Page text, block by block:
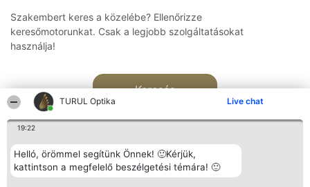
TURUL Optika Live chat
19:22
Helló, örömmel segítünk Önnek! 🙂Kérjük,
kattintson a megfelelő beszélgetési témára! 🙂
Szakembert keres a közelébe? Ellenőrizze
keresőmotorunkat. Csak a legjobb szolgáltatásokat
használja!
Keresés